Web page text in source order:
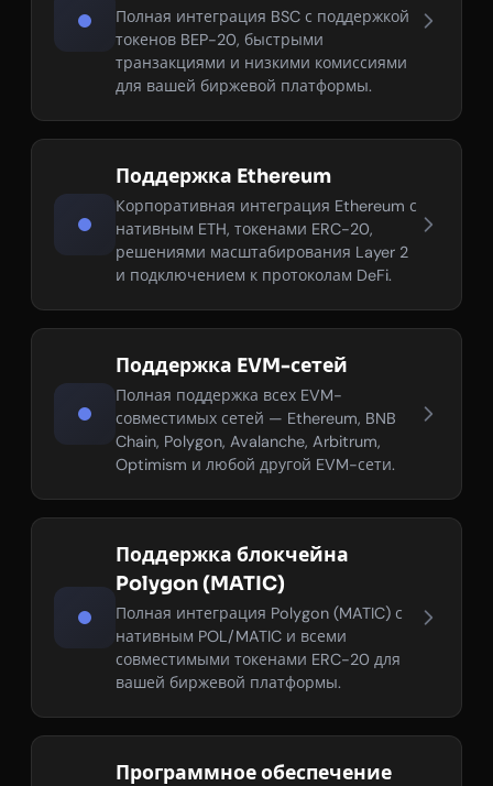
Полная интеграция BSC с поддержкой
токенов BEP-20, быстрыми
транзакциями и низкими комиссиями
для вашей биржевой платформы.
Поддержка Ethereum
Корпоративная интеграция Ethereum с
нативным ETH, токенами ERC-20,
решениями масштабирования Layer 2
и подключением к протоколам DeFi.
Поддержка EVM-сетей
Полная поддержка всех EVM-
совместимых сетей — Ethereum, BNB
Chain, Polygon, Avalanche, Arbitrum,
Optimism и любой другой EVM-сети.
Поддержка блокчейна
Polygon (MATIC)
Полная интеграция Polygon (MATIC) с
нативным POL/MATIC и всеми
совместимыми токенами ERC-20 для
вашей биржевой платформы.
Программное обеспечение